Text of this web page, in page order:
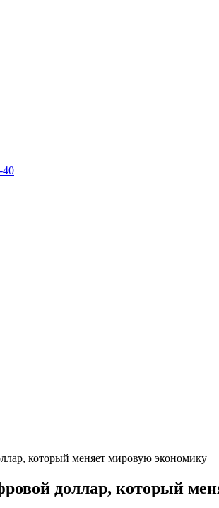
40
который меняет мировую экономику
доллар, который